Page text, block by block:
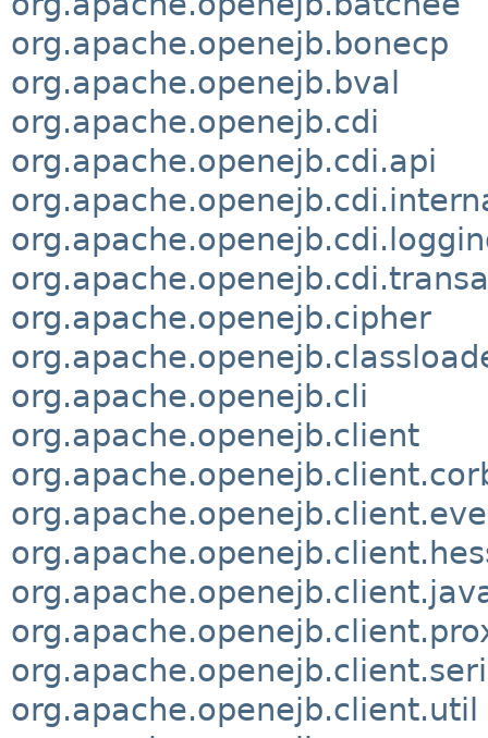
org.apache.openejb.bonecp
org.apache.openejb.bval
org.apache.openejb.cdi
org.apache.openejb.cdi.api
org.apache.openejb.cipher
org.apache.openejb.cli
org.apache.openejb.client
org.apache.openejb.client.util